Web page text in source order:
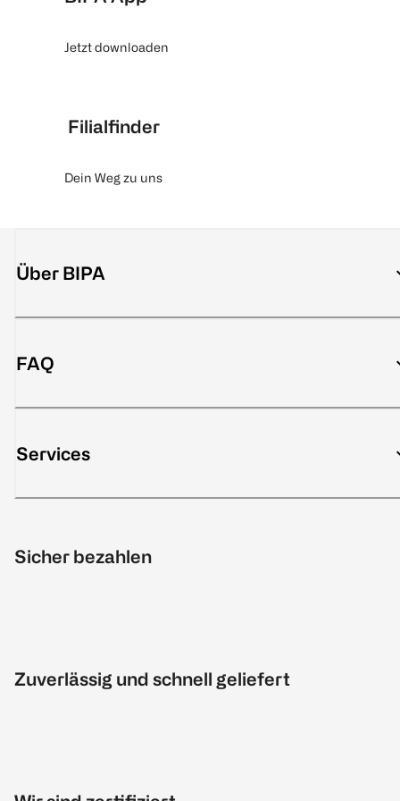
Jetzt downloaden
Filialfinder
Dein Weg zu uns
Über BIPA
FAQ
Services
Sicher bezahlen
Zuverlässig und schnell geliefert